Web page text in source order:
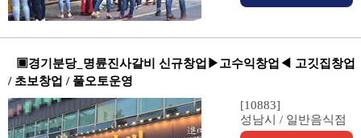
▣경기분당_명륜진사갈비 신규창업▶고수익창업◀ 고깃집창업
/ 초보창업 / 풀오토운영
[10883]
성남시 / 일반음식점